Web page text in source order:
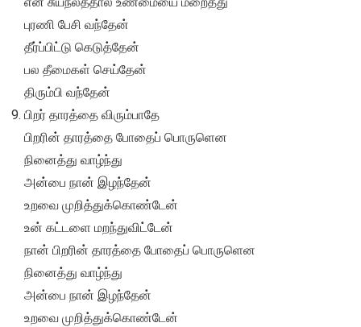
புரணி பேசி வந்தேன்
தீர்ப்பிட்டு கெடுத்தேன்
பல தீமைகள் செய்தேன்
திரும்பி வந்தேன்
பிறர் தாரத்தை விரும்பாதே
பிறரின் தாரத்தை போதைப் பொருளென
நினைத்து வாழ்ந்து
அன்பை நான் இழந்தேன்
உறவை முறித்துக்கொண்டேன்
உன் கட்டளை மறந்துவிட்டேன்
நான் பிறரின் தாரத்தை போதைப் பொருளென
நினைத்து வாழ்ந்து
அன்பை நான் இழந்தேன்
உறவை முறித்துக்கொண்டேன்